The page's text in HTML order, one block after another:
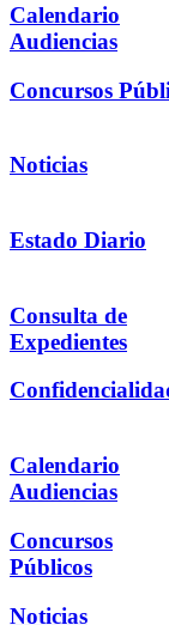
Calendario
Audiencias
Concursos
Noticias
Estado Diario
Consulta de
Expedientes
Calendario
Audiencias
Concursos
Públicos
Noticias